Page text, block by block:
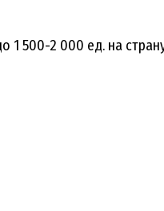
1 500-2 000 ед. на